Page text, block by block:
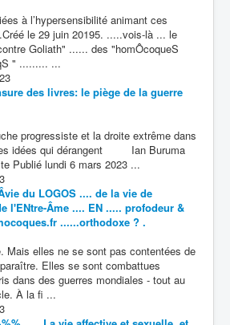
à l’hypersensibilité animant ces
le 29 juin 20195. .....vois-là ... le
Goliath" ...... des "homÔcoqueS
" ......... ...
des livres: le piège de la guerre
progressiste et la droite extrême dans
idées qui dérangent Ian Buruma
Publié lundi 6 mars 2023 ...
du LOGOS .... de la vie de
l'ENtre-Âme .... EN ..... profodeur &
......orthodoxe ? .
Mais elles ne se sont pas contentées de
Elles se sont combattues
dans des guerres mondiales - tout au
À la fi ...